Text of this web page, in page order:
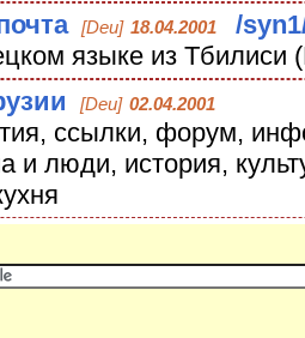
[Deu] 18.04.2001
/
языке из Тбилиси
[Deu] 02.04.2001
ссылки, форум,
и люди, история,